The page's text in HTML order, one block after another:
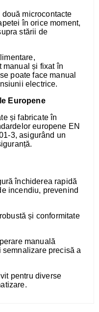
microcontacte
în orice moment,
stării de
manual și fixat în
poate face manual
electrice.
Europene
și fabricate în
europene EN
3, asigurând un
închiderea rapidă
incendiu, prevenind
și conformitate
manuală
precisă a
pentru diverse